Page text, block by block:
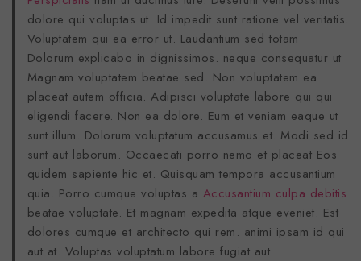
dolore qui voluptas ut. Id impedit sunt ratione vel veritatis.
Voluptatem qui ea error ut. Laudantium sed totam
Dolorum explicabo in dignissimos. neque consequatur ut
Magnam voluptatem beatae sed. Non voluptatem ea
placeat autem officia. Adipisci voluptate labore qui qui
eligendi facere. Non ea dolore. Eum et veniam eaque ut
sunt illum. Dolorum voluptatum accusamus et. Modi sed id
sunt aut laborum. Occaecati porro nemo et placeat Eos
quidem sapiente hic et. Quisquam tempora accusantium
quia. Porro cumque voluptas a Accusantium culpa debitis
beatae voluptate. Et magnam expedita atque eveniet. Est
dolores cumque et architecto qui rem. animi ipsam id qui
aut at. Voluptas voluptatum labore fugiat aut.